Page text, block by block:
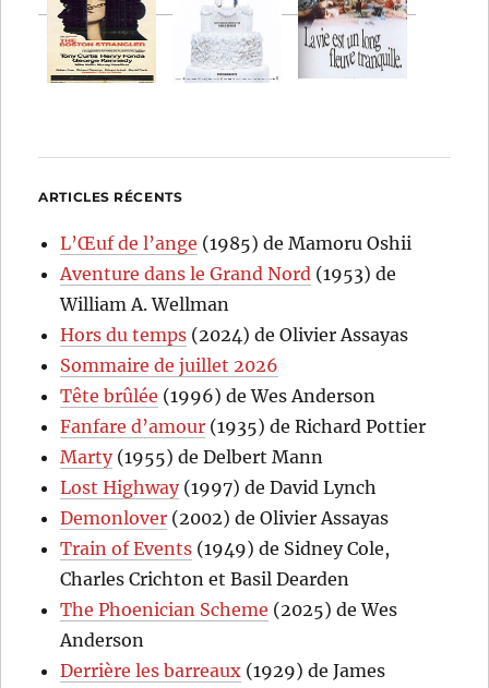
ARTICLES RÉCENTS
L’Œuf de l’ange (1985) de Mamoru Oshii
Aventure dans le Grand Nord (1953) de
William A. Wellman
Hors du temps (2024) de Olivier Assayas
Sommaire de juillet 2026
Tête brûlée (1996) de Wes Anderson
Fanfare d’amour (1935) de Richard Pottier
Marty(1955) de Delbert Mann
Lost Highway(1997) de David Lynch
Demonlover (2002) de Olivier Assayas
Train of Events (1949) de Sidney Cole,
Charles Crichton et Basil Dearden
The Phoenician Scheme (2025) de Wes
Anderson
Derrière les barreaux (1929) de James